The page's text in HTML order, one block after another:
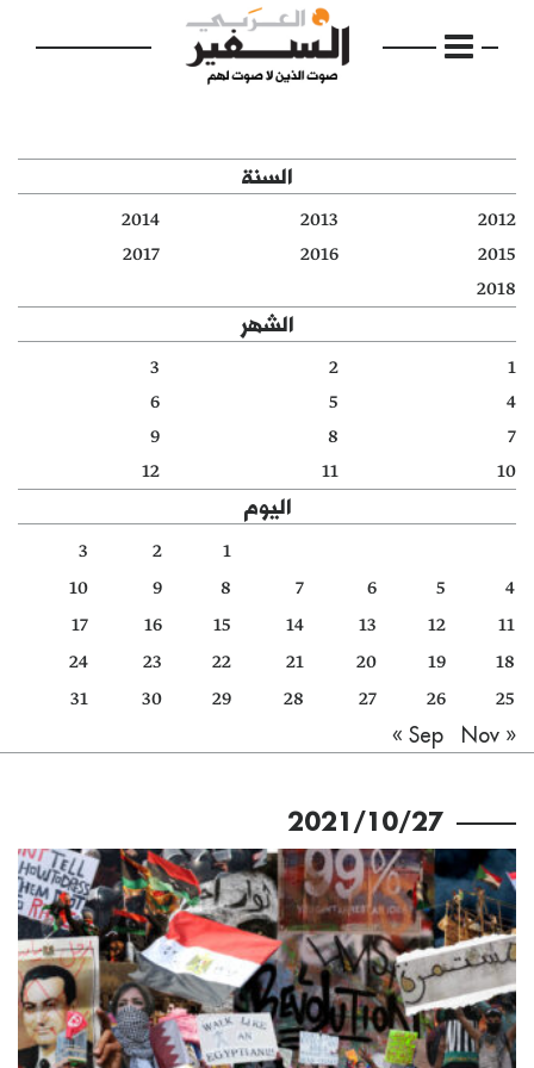
الرئيسية
مواضيع
دفاتر
الأرشيف
السنة
2012
2013
2014
2015
2016
2017
2018
الشهر
1
2
3
4
5
6
7
8
9
10
11
12
اليوم
1
2
3
4
5
6
7
8
9
10
11
12
13
14
15
16
17
18
19
20
21
22
23
24
25
26
27
28
29
30
31
« Sep
Nov »
2021/10/27